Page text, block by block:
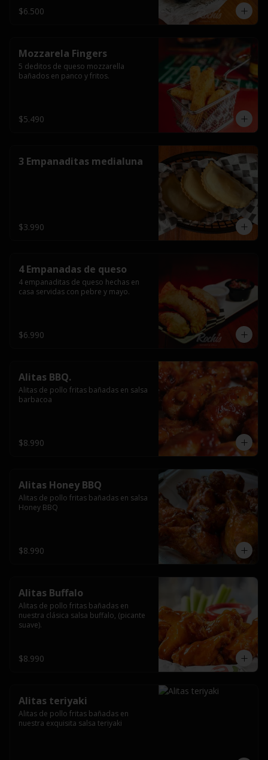
$6.500
Mozzarela Fingers
5 deditos de queso mozzarella
bañados en panco y fritos.
$5.490
3 Empanaditas medialuna
$3.990
4 Empanadas de queso
4 empanaditas de queso hechas en
casa servidas con pebre y mayo.
$6.990
Alitas BBQ.
Alitas de pollo fritas bañadas en salsa
barbacoa
$8.990
Alitas Honey BBQ
Alitas de pollo fritas bañadas en salsa
Honey BBQ
$8.990
Alitas Buffalo
Alitas de pollo fritas bañadas en
nuestra clásica salsa buffalo, (picante
suave).
$8.990
Alitas teriyaki
Alitas de pollo fritas bañadas en
nuestra exquisita salsa teriyaki